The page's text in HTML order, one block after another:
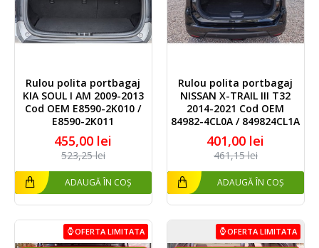
Rulou polita portbagaj
KIA SOUL I AM 2009-2013
Cod OEM E8590-2K010 /
E8590-2K011
455,00 lei
523,25 lei
ADAUGĂ ÎN COȘ
Rulou polita portbagaj
NISSAN X-TRAIL III T32
2014-2021 Cod OEM
84982-4CL0A / 849824CL1A
401,00 lei
461,15 lei
ADAUGĂ ÎN COȘ
OFERTA LIMITATA OFERTA LIMITATA